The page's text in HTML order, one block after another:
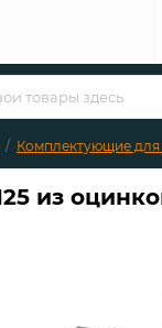
Комплектующие для
из